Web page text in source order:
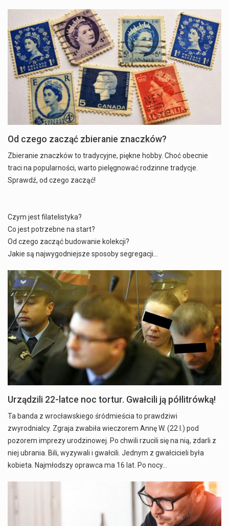
Od czego zacząć zbieranie znaczków?
Zbieranie znaczków to tradycyjne, piękne hobby. Choć obecnie
traci na popularności, warto pielęgnować rodzinne tradycje.
Sprawdź, od czego zacząć!
Czym jest filatelistyka?
Co jest potrzebne na start?
Od czego zacząć budowanie kolekcji?
Jakie są najwygodniejsze sposoby segregacji…
Urządzili 22-latce noc tortur. Gwałcili ją półlitrówką!
Ta banda z wrocławskiego śródmieścia to prawdziwi
zwyrodnialcy. Zgraja zwabiła wieczorem Annę W. (22 l.) pod
pozorem imprezy urodzinowej. Po chwili rzucili się na nią, zdarli z
niej ubrania. Bili, wyzywali i gwałcili. Jednym z gwałcicieli była
kobieta. Najmłodszy oprawca ma 16 lat. Po nocy…